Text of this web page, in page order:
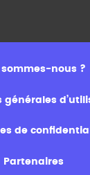
sommes-nous ?
générales
de
Partenaires